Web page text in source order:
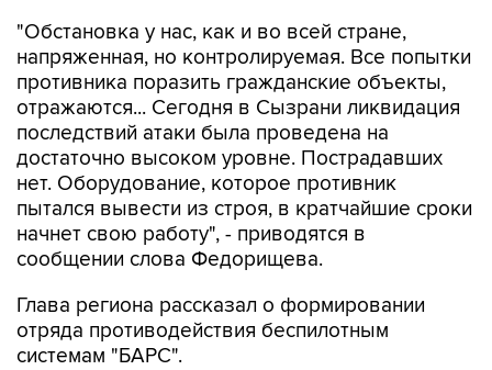
"Обстановка у нас, как и во всей стране,
напряженная, но контролируемая. Все попытки
противника поразить гражданские объекты,
отражаются... Сегодня в Сызрани ликвидация
последствий атаки была проведена на
достаточно высоком уровне. Пострадавших
нет. Оборудование, которое противник
пытался вывести из строя, в кратчайшие сроки
начнет свою работу", - приводятся в
сообщении слова Федорищева.
Глава региона рассказал о формировании
отряда противодействия беспилотным
системам "БАРС".